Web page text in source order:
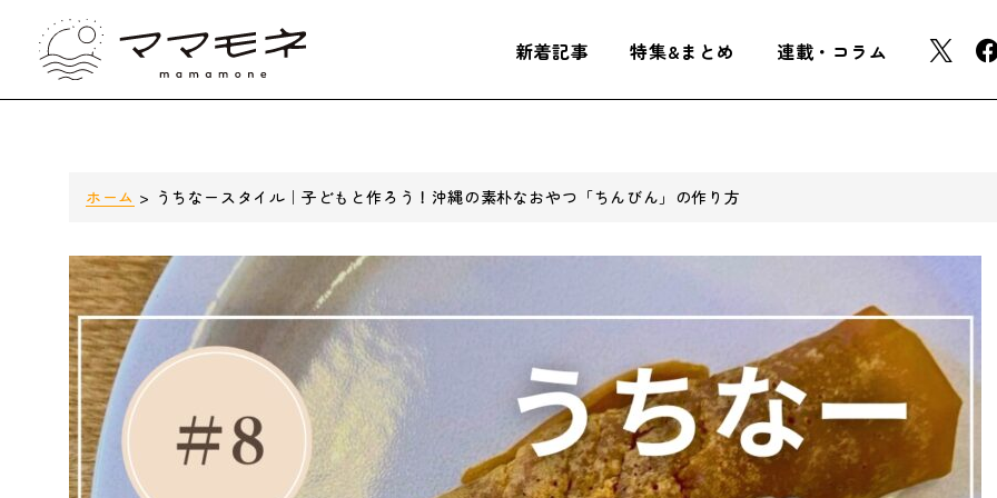
新着記事 特集&まとめ 連載・コラム
ホーム > うちなースタイル｜子どもと作ろう！沖縄の素朴なおやつ「ちんびん」の作り方